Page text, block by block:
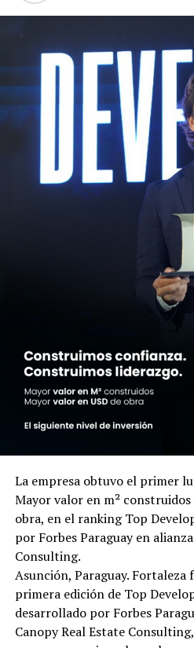
La empresa obtuvo el primer
Mayor valor en m² construidos
obra, en el ranking Top
por Forbes Paraguay en
Consulting.
Asunción, Paraguay. Fortaleza
primera edición de Top
desarrollado por Forbes
Canopy Real Estate